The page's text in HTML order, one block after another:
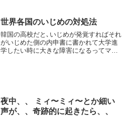
まだ捕獲されてません。5～6頭出たみた
いです。今日から閉鎖で...
世界各国のいじめの対処法
韓国の高校だと､いじめが発覚すればそれ
がいじめた側の内申書に書かれて大学進
学したい時に大きな障害になるってマ
夜中、、 ミィ〜ミィ〜とか細い
声が、、奇跡的に起きたら、、